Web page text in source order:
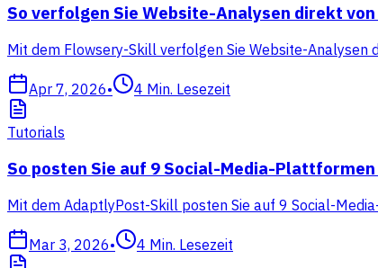
So verfolgen Sie Website-Analysen direkt
Mit dem Flowsery-Skill verfolgen Sie Website-Analysen
Apr 7, 2026• 4 Min. Lesezeit
Tutorials
So posten Sie auf 9 Social-Media-
Mit dem AdaptlyPost-Skill posten Sie auf 9 Social-
Mar 3, 2026• 4 Min. Lesezeit